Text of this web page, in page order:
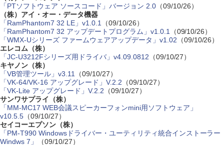
「PTソフトウェア ソースコード」バージョン 2.0（09/10/26）
（株）アイ・オー・データ機器
「RamPhantom7 32 LE」v1.0.1
（09/10/26）
「RamPhantom7 32 アップデートプログラム」v1.0.1
（09/10/26）
「WMX-Uシリーズ ファームウェアアップデータ」v1.02 （09/10/26）
エレコム（株）
「JC-U3212Fシリーズ用ドライバ」v4.09.0812 （09/10/27）
キヤノン（株）
「VB管理ツール」v3.11
（09/10/27）
「VK-64/VK-16 アップグレード」V.2.2 （09/10/27）
「VK-Lite アップグレード」V.2.2 （09/10/27）
サンワサプライ（株）
「MM-MC17 WEB会議スピーカーフォンmini用ソフトウェア」
v10.5.5（09/10/27）
セイコーエプソン（株）
「PM-T990 Windowsドライバー・ユーティリティ統合インストーラー
Windws 7」
（09/10/27）